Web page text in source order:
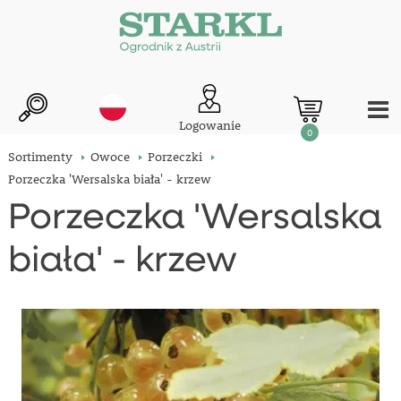
Logowanie 0
Sortimenty Owoce
Porzeczki
Porzeczka 'Wersalska biała' - krzew
Porzeczka 'Wersalska
biała' - krzew